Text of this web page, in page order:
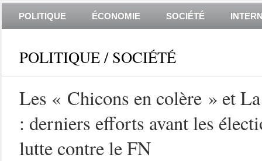
POLITIQUE ÉCONOMIE SOCIÉTÉ
POLITIQUE / SOCIÉTÉ
Les « Chicons en colère » et
: derniers efforts avant les
lutte contre le FN